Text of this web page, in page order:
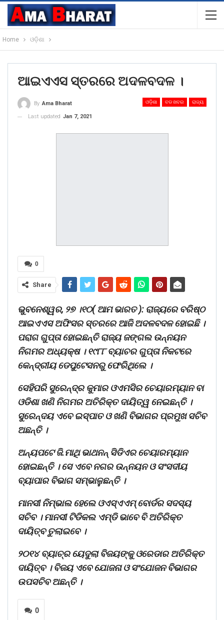
Home ଓଡ଼ିଶା
ଆଇଏଏସ ସ୍ତରରେ ଅଦଳବଦଳ ।
ଓଡ଼ିଶା ବଡ ଖବର ରାଜ୍ୟ
By Ama Bharat
Last updated Jan 7, 2021
0
Share
ଭୁବନେଶ୍ୱର, ୨୭ ।୧୦( ଆମ ଭାରତ ): ରାଜ୍ୟରେ ବରିଷ୍ଠ
ଆଇଏଏସ ଅଫିସର ସ୍ତରରେ ଆଜି ଅଦଳବଦଳ ହୋଇଛି ।
ପରାଗ ଗୁପ୍ତା ହୋଇଛନ୍ତି ରାଜ୍ୟ ଜଙ୍ଗଲ ଉନ୍ନୟନ
ନିଗମର ଅଧ୍ୟକ୍ଷ । ୧୯୮୮ ବ୍ୟାଚର ଗୁପ୍ତା ନିକଟରେ
କେନ୍ଦ୍ରୀୟ ଡେପୁଟେସନରୁ ଫେରିଥିଲେ ।
ସେହିପରି ସୁରେନ୍ଦ୍ର କୁମାର ଓଏମସିର ଚେୟାରମ୍ୟାନ ବା
ଓଡିଶା ଖଣି ନିଗମର ଅତିରିକ୍ତ ଦାୟିତ୍ୱ ନେଇଛନ୍ତି ।
ସୁରେନ୍ଦୟ ଏବେ ଇସ୍ପାତ ଓ ଖଣି ବିଭାଗର ପ୍ରମୁଖ ସଚିବ
ଅଛନ୍ତି ।
ଅନ୍ୟପଟେ ଜି.ମାଥି ଭାଥନନ୍ ସିଡିଏର ଚେୟାରମ୍ୟାନ
ହୋଇଛନ୍ତି । ସେ ଏବେ ନଗର ଉନ୍ନୟନ ଓ ସଂସଦୀୟ
ବ୍ୟାପାର ବିଭାଗ ସମ୍ଭାଳୁଛନ୍ତି ।
ମାନସୀ ନିମ୍ଭାଲ ହେଲେ ଓଏସ୍‍ଏଏମ୍‍ ବୋର୍ଡର ସଦସ୍ୟ
ସଚିବ । ମାନସୀ ଟିଡିକଲ ଏମ୍‍ଡି ଭାବେ ବି ଅତିରିକ୍ତ
ଦାୟିତ୍ବ ତୁଲାଇବେ ।
୨୦୧୪ ବ୍ୟାଚ୍‍ର ୟେଦୁଲା ବିଜୟଙ୍କୁ ଓରେଡାର ଅତିରିକ୍ତ
ଦାୟିତ୍ବ । ବିଜୟ ଏବେ ଯୋଜନା ଓ ସଂଯୋଜନ ବିଭାଗର
ଉପସଚିବ ଅଛନ୍ତି ।
0